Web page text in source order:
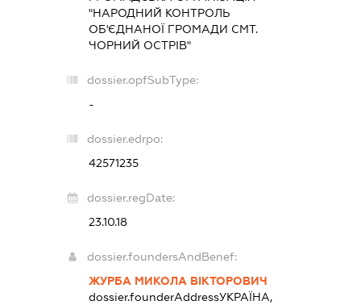
"НАРОДНИЙ КОНТРОЛЬ
ОБ'ЄДНАНОЇ ГРОМАДИ СМТ.
ЧОРНИЙ ОСТРІВ"
dossier.opfSubType:
-
dossier.edrpo:
42571235
dossier.regDate:
23.10.18
dossier.foundersAndBenef:
ЖУРБА МИКОЛА ВІКТОРОВИЧ
dossier.founderAddressУКРАЇНА,